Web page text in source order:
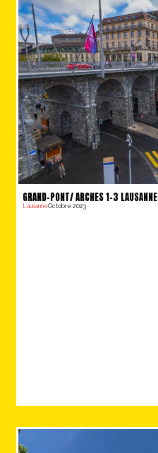
GRAND-PONT/ ARCHES 1-3 LAUSANNE
LausanneOctobre 2023